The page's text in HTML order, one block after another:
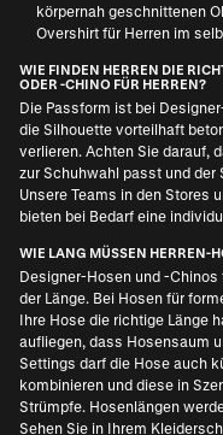
körpernah geschnittenen
Overshirt für Herren im
WIE FINDEN HERREN DIE
ODER -CHINO FÜR HERREN?
Die Passform ist bei
die Silhouette vorteilhaft
verlieren. Achten Sie darauf,
zur Schuhwahl passt und
Unsere Teams in den Stores
bieten bei Bedarf eine
WIE LANG MÜSSEN HERREN-
Designer-Hosen und -
der Länge. Bei Hosen für
Ihre Hose die richtige Länge
aufliegen, dass Hosensaum
Settings darf die Hose auch
kombinieren und diese in
Strümpfe. Hosenlängen
Sehen Sie in Ihrem